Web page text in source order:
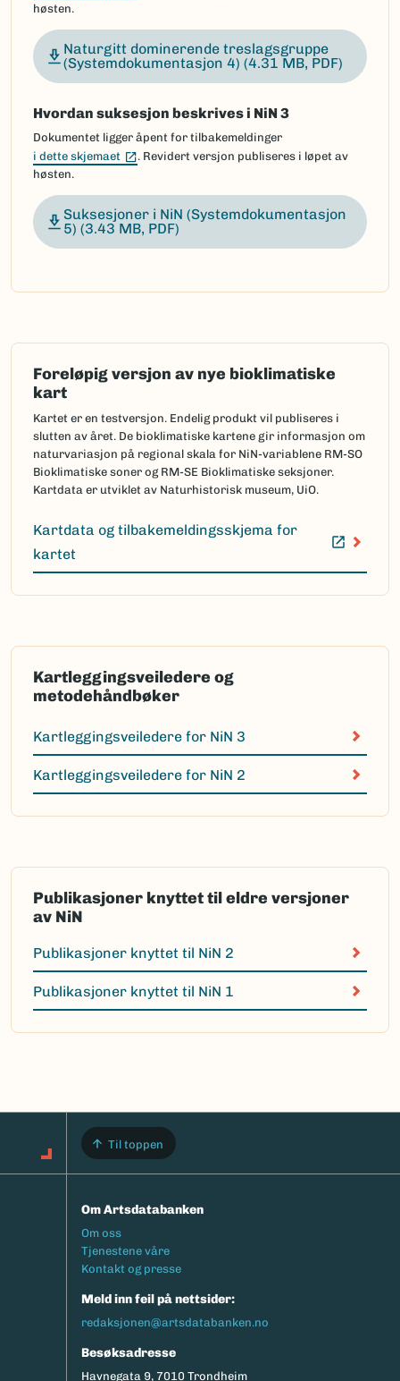
høsten.
Naturgitt dominerende treslagsgruppe
(Systemdokumentasjon 4) (4.31 MB, PDF)
Hvordan suksesjon beskrives i NiN 3
Dokumentet ligger åpent for tilbakemeldinger
i dette skjemaet
(Ekstern lenke)
. Revidert versjon publiseres i løpet av
høsten.
Suksesjoner i NiN (Systemdokumentasjon
5) (3.43 MB, PDF)
Foreløpig versjon av nye bioklimatiske
kart
Kartet er en testversjon. Endelig produkt vil publiseres i
slutten av året. De bioklimatiske kartene gir informasjon om
naturvariasjon på regional skala for NiN-variablene RM-SO
Bioklimatiske soner og RM-SE Bioklimatiske seksjoner.
Kartdata er utviklet av Naturhistorisk museum, UiO.
Kartdata og tilbakemeldingsskjema for
kartet
(Ekstern lenke)
Kartleggingsveiledere og
metodehåndbøker
Kartleggingsveiledere for NiN 3
Kartleggingsveiledere for NiN 2
Publikasjoner knyttet til eldre versjoner
av NiN
Publikasjoner knyttet til NiN 2
Publikasjoner knyttet til NiN 1
Til toppen
Om Artsdatabanken
Footermeny
Om oss
Tjenestene våre
Kontakt og presse
Meld inn feil på nettsider:
redaksjonen@artsdatabanken.no
Besøksadresse
Havnegata 9, 7010 Trondheim